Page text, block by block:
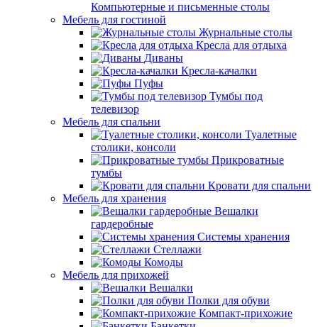
Компьютерные и письменные столы
Мебель для гостиной
Журнальные столы
Кресла для отдыха
Диваны
Кресла-качалки
Пуфы
Тумбы под
телевизор
Мебель для спальни
Туалетные
столики, консоли
Прикроватные
тумбы
Кровати для спальни
Мебель для хранения
Вешалки
гардеробные
Системы хранения
Стеллажи
Комоды
Мебель для прихожей
Вешалки
Полки для обуви
Компакт-прихожие